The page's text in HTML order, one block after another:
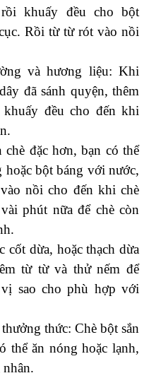
khuấy đều cho bột
Rồi từ từ rót vào nồi
và hương liệu: Khi
đã sánh quyện, thêm
đều cho đến khi
đặc hơn, bạn có thể
hoặc bột báng với nước,
nồi cho đến khi chè
phút nữa để chè còn
cốt dừa, hoặc thạch dừa
từ từ và thử nếm để
sao cho phù hợp với
thức: Chè bột sắn
thể ăn nóng hoặc lạnh,